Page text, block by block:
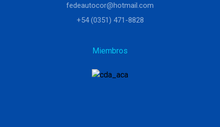
fedeautocor@hotmail.com
+54 (0351) 471-8828
Miembros